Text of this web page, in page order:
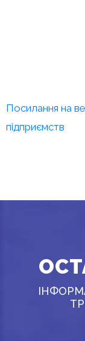
Посилання на
підприємств